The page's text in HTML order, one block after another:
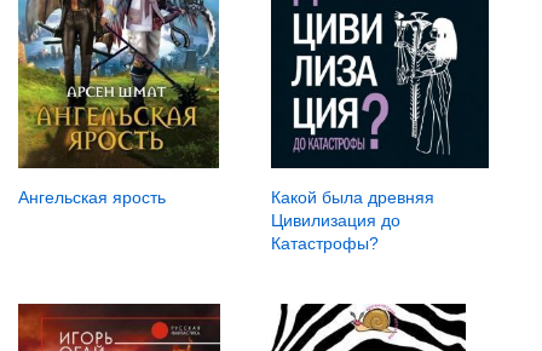
Ангельская ярость
Какой была древняя
Цивилизация до
Катастрофы?